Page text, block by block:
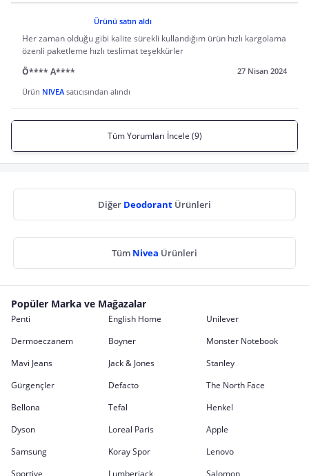
Ürünü satın aldı
Her zaman olduğu gibi kalite sürekli kullandığım ürün hızlı kargolama
özenli paketleme hızlı teslimat teşekkürler
Ö**** A****
27 Nisan 2024
Ürün NIVEAsatıcısından alındı
Tüm Yorumları İncele (9)
Diğer Deodorant Ürünleri
Tüm Nivea Ürünleri
Popüler Marka ve Mağazalar
Penti English Home
Unilever
Dermoeczanem
Boyner
Monster Notebook
Mavi Jeans
Jack & Jones
Stanley
Gürgençler
Defacto
The North Face
Bellona
Tefal
Henkel
Dyson
Loreal Paris
Apple
Samsung
Koray Spor
Lenovo
Sportive
Lumberjack Salomon